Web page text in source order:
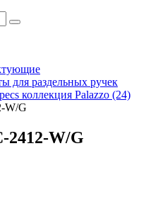
для раздельных ручек
коллекция Palazzo (24)
W/G
2412-W/G